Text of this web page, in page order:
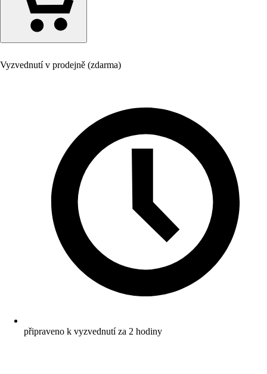
Vyzvednutí v prodejně (zdarma)
připraveno k vyzvednutí za 2 hodiny